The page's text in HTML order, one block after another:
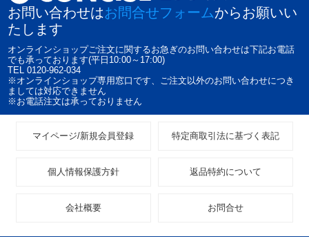
お問い合わせはお問合せフォームからお願いい
たします
オンラインショップご注文に関するお急ぎのお問い合わせは下記お電話
でも承っております(平日10:00～17:00)
TEL 0120-962-034
※オンラインショップ専用窓口です、ご注文以外のお問い合わせにつき
ましては対応できません
※お電話注文は承っておりません
マイページ/新規会員登録 特定商取引法に基づく表記
個人情報保護方針 返品特約について
会社概要 お問合せ